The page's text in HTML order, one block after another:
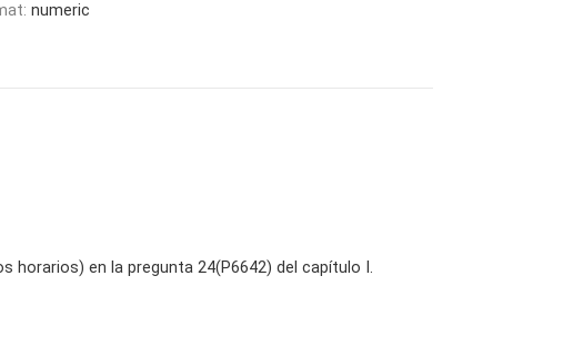
numeric
horarios) en la pregunta 24(P6642) del capítulo I.